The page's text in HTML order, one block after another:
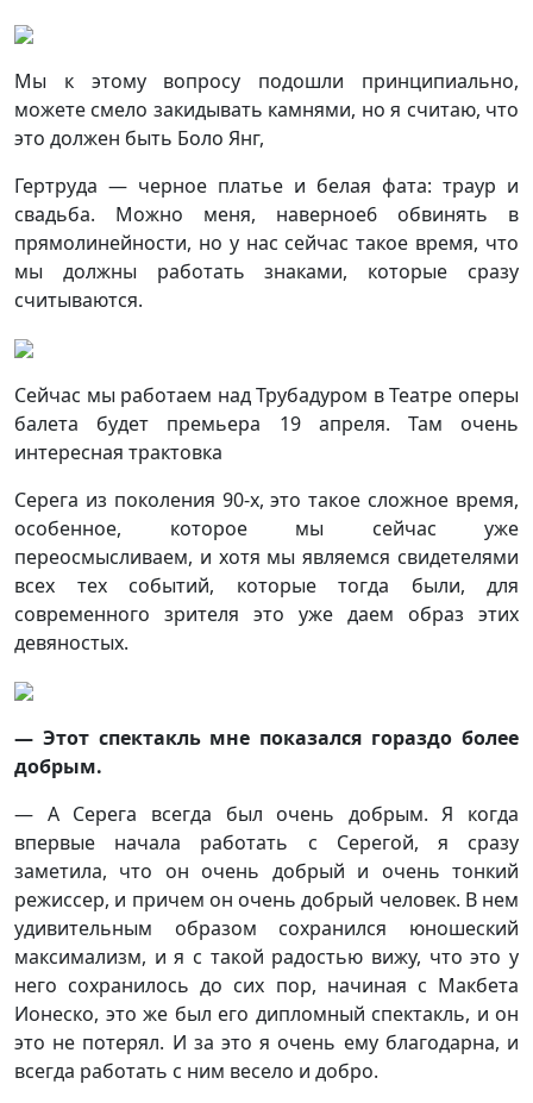
Мы к этому вопросу подошли принципиально,
можете смело закидывать камнями, но я считаю, что
это должен быть Боло Янг,
Гертруда — черное платье и белая фата: траур и
свадьба. Можно меня, наверное6 обвинять в
прямолинейности, но у нас сейчас такое время, что
мы должны работать знаками, которые сразу
считываются.
Сейчас мы работаем над Трубадуром в Театре оперы
балета будет премьера 19 апреля. Там очень
интересная трактовка
Серега из поколения 90-х, это такое сложное время,
особенное, которое мы сейчас уже
переосмысливаем, и хотя мы являемся свидетелями
всех тех событий, которые тогда были, для
современного зрителя это уже даем образ этих
девяностых.
— Этот спектакль мне показался гораздо более
добрым.
— А Серега всегда был очень добрым. Я когда
впервые начала работать с Серегой, я сразу
заметила, что он очень добрый и очень тонкий
режиссер, и причем он очень добрый человек. В нем
удивительным образом сохранился юношеский
максимализм, и я с такой радостью вижу, что это у
него сохранилось до сих пор, начиная с Макбета
Ионеско, это же был его дипломный спектакль, и он
это не потерял. И за это я очень ему благодарна, и
всегда работать с ним весело и добро.